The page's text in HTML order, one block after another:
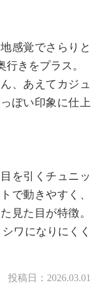
感覚でさらりと
きをプラス。
、あえてカジュ
ぽい印象に仕上
を引くチュニッ
で動きやすく、
見た目が特徴。
ワになりにくく
投稿日： 2026.03.01